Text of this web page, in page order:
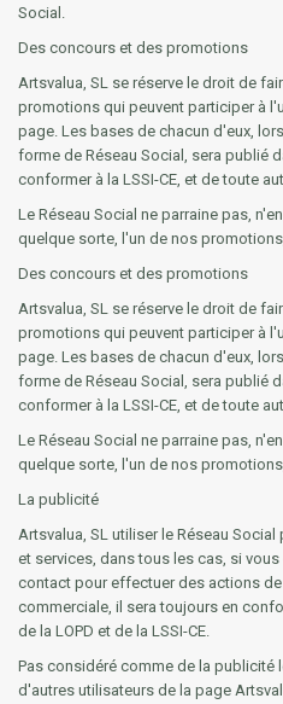
Social.
Des concours et des promotions
Artsvalua, SL se réserve le droit de
promotions qui peuvent participer à
page. Les bases de chacun d'eux,
forme de Réseau Social, sera publié
conformer à la LSSI-CE, et de toute
Le Réseau Social ne parraine pas,
quelque sorte, l'un de nos
Des concours et des promotions
Artsvalua, SL se réserve le droit de
promotions qui peuvent participer à
page. Les bases de chacun d'eux,
forme de Réseau Social, sera publié
conformer à la LSSI-CE, et de toute
Le Réseau Social ne parraine pas,
quelque sorte, l'un de nos
La publicité
Artsvalua, SL utiliser le Réseau
et services, dans tous les cas, si
contact pour effectuer des actions
commerciale, il sera toujours en
de la LOPD et de la LSSI-CE.
Pas considéré comme de la publicité
d'autres utilisateurs de la page